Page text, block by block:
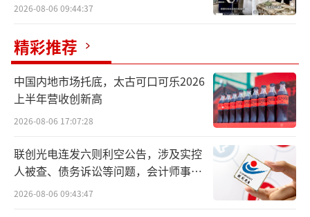
2026-08-06 09:44:37
精彩推荐
中国内地市场托底，太古可口可乐2026
上半年营收创新高
2026-08-06 17:07:28
联创光电连发六则利空公告，涉及实控
人被查、债务诉讼等问题，会计师事务
所曾出具“保留意见”
2026-08-06 09:43:47